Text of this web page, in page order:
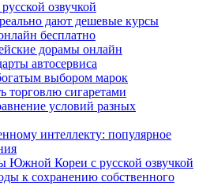
озвучкой
дают дешевые курсы
бесплатно
дорамы онлайн
автосервиса
выбором марок
торговлю сигаретами
условий разных
интеллекту: популярное
Южной Кореи с русской озвучкой
к сохранению собственного